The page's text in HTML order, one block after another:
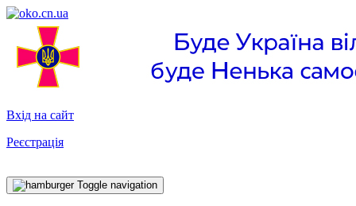
Вхід на сайт
Реєстрація
Toggle navigation